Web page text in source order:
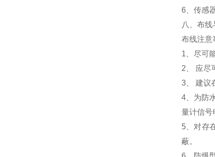
6、传感
八、布线
布线注意
1、尽可
2、 应尽
3、 建议
4、为防
量计信号
5、对存
蔽。